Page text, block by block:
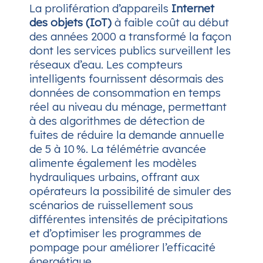
La prolifération d’appareils Internet
des objets (IoT) à faible coût au début
des années 2000 a transformé la façon
dont les services publics surveillent les
réseaux d’eau. Les compteurs
intelligents fournissent désormais des
données de consommation en temps
réel au niveau du ménage, permettant
à des algorithmes de détection de
fuites de réduire la demande annuelle
de 5 à 10 %. La télémétrie avancée
alimente également les modèles
hydrauliques urbains, offrant aux
opérateurs la possibilité de simuler des
scénarios de ruissellement sous
différentes intensités de précipitations
et d’optimiser les programmes de
pompage pour améliorer l’efficacité